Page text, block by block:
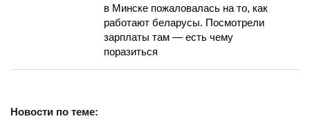
в Минске пожаловалась на то, как
работают беларусы. Посмотрели
зарплаты там — есть чему
поразиться
Новости по теме: